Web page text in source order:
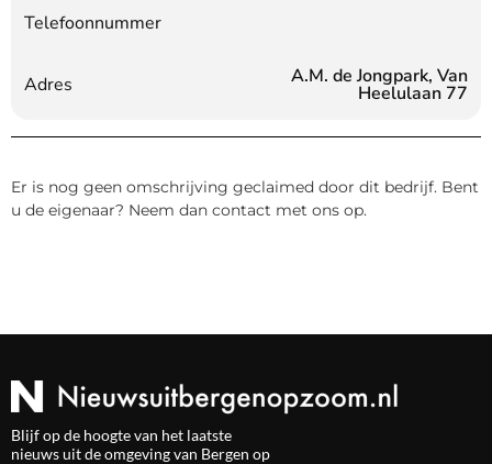
Telefoonnummer
Adres A.M. de Jongpark, Van
Heelulaan 77
Er is nog geen omschrijving geclaimed door dit bedrijf. Bent
u de eigenaar? Neem dan contact met ons op.
Blijf op de hoogte van het laatste
nieuws uit de omgeving van Bergen op